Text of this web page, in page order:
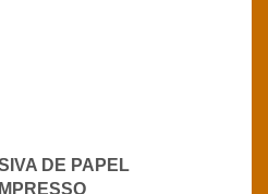
DE PAPEL